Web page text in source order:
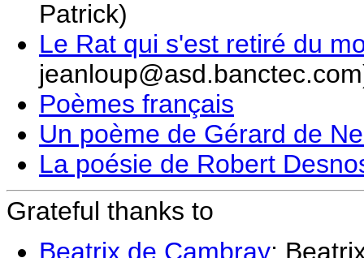
Patrick)
Le Rat qui s'est retiré du
Poèmes français
Un poème de Gérard de
La poésie de Robert
Grateful thanks to
Beatrix de Cambray;